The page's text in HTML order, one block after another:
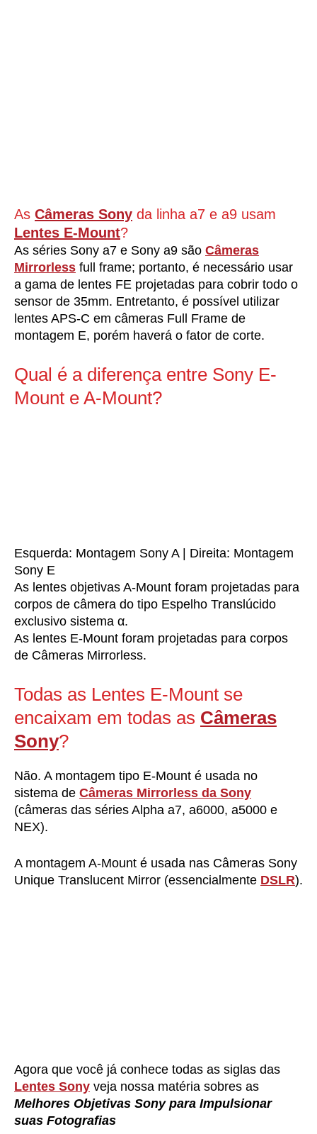
As Câmeras Sony da linha a7 e a9 usam
Lentes E-Mount?
As séries Sony a7 e Sony a9 são Câmeras
Mirrorless full frame; portanto, é necessário usar
a gama de lentes FE projetadas para cobrir todo o
sensor de 35mm. Entretanto, é possível utilizar
lentes APS-C em câmeras Full Frame de
montagem E, porém haverá o fator de corte.
Qual é a diferença entre Sony E-
Mount e A-Mount?
Esquerda: Montagem Sony A | Direita: Montagem
Sony E
As lentes objetivas A-Mount foram projetadas para
corpos de câmera do tipo Espelho Translúcido
exclusivo sistema α.
As lentes E-Mount foram projetadas para corpos
de Câmeras Mirrorless.
Todas as Lentes E-Mount se
encaixam em todas as Câmeras
Sony?
Não. A montagem tipo E-Mount é usada no
sistema de Câmeras Mirrorless da Sony
(câmeras das séries Alpha a7, a6000, a5000 e
NEX).
A montagem A-Mount é usada nas Câmeras Sony
Unique Translucent Mirror (essencialmente DSLR).
Agora que você já conhece todas as siglas das
Lentes Sony veja nossa matéria sobres as
Melhores Objetivas Sony para Impulsionar
suas Fotografias